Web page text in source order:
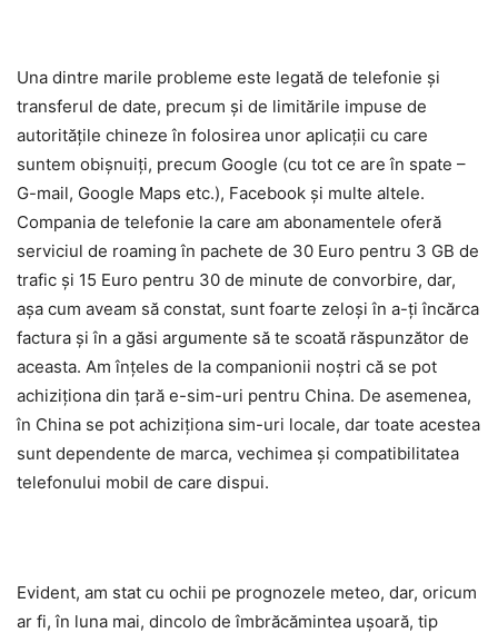
Una dintre marile probleme este legată de telefonie și
transferul de date, precum și de limitările impuse de
autoritățile chineze în folosirea unor aplicații cu care
suntem obișnuiți, precum Google (cu tot ce are în spate –
G-mail, Google Maps etc.), Facebook și multe altele.
Compania de telefonie la care am abonamentele oferă
serviciul de roaming în pachete de 30 Euro pentru 3 GB de
trafic și 15 Euro pentru 30 de minute de convorbire, dar,
așa cum aveam să constat, sunt foarte zeloși în a-ți încărca
factura și în a găsi argumente să te scoată răspunzător de
aceasta. Am înțeles de la companionii noștri că se pot
achiziționa din țară e-sim-uri pentru China. De asemenea,
în China se pot achiziționa sim-uri locale, dar toate acestea
sunt dependente de marca, vechimea și compatibilitatea
telefonului mobil de care dispui.
Evident, am stat cu ochii pe prognozele meteo, dar, oricum
ar fi, în luna mai, dincolo de îmbrăcămintea ușoară, tip